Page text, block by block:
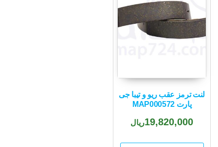
لنت ترمز عقب ریو و تیبا جی
پارت MAP000572
19,820,000ریال